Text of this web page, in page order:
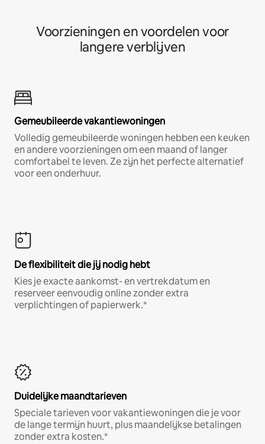
Voorzieningen en voordelen voor
langere verblijven
Gemeubileerde vakantiewoningen
Volledig gemeubileerde woningen hebben een keuken
en andere voorzieningen om een maand of langer
comfortabel te leven. Ze zijn het perfecte alternatief
voor een onderhuur.
De flexibiliteit die jij nodig hebt
Kies je exacte aankomst- en vertrekdatum en
reserveer eenvoudig online zonder extra
verplichtingen of papierwerk.*
Duidelijke maandtarieven
Speciale tarieven voor vakantiewoningen die je voor
de lange termijn huurt, plus maandelijkse betalingen
zonder extra kosten.*